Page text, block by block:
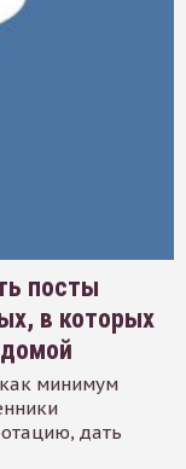
посты
в которых
минимум
дать